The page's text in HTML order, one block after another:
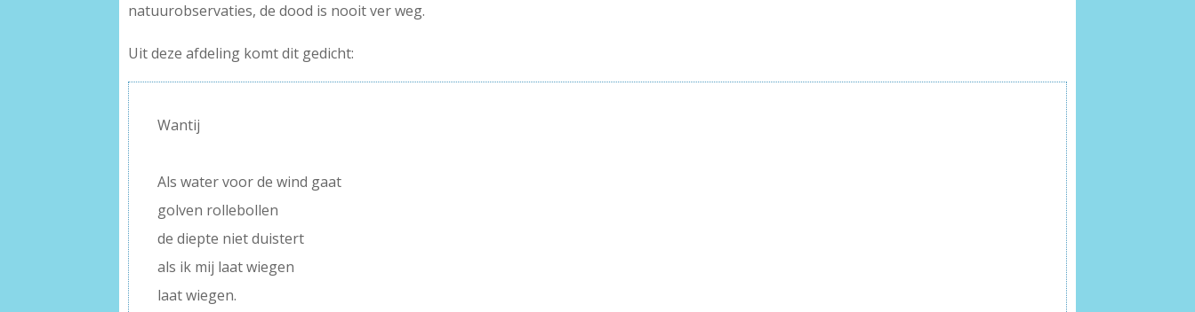
natuurobservaties, de dood is nooit ver weg.
Uit deze afdeling komt dit gedicht:
Wantij
Als water voor de wind gaat
golven rollebollen
de diepte niet duistert
als ik mij laat wiegen
laat wiegen.